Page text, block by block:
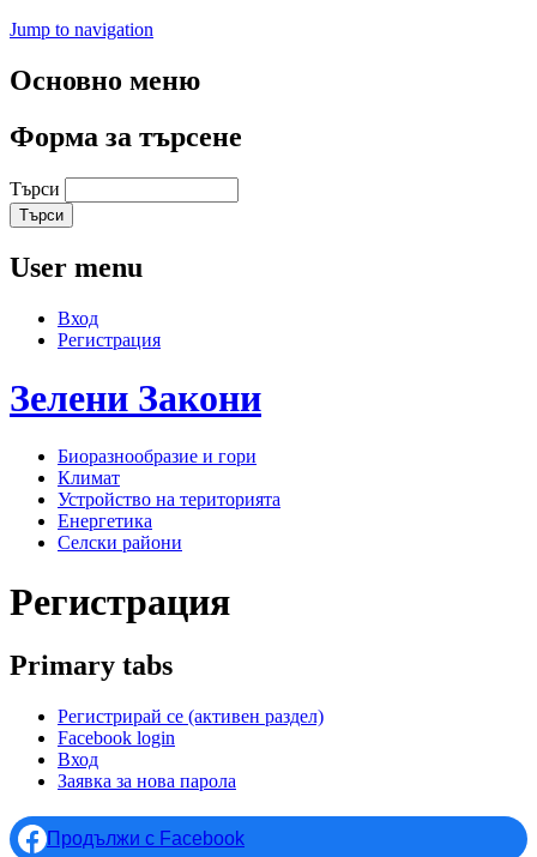
Jump to navigation
Основно меню
Форма за търсене
Търси
User menu
Вход
Регистрация
Зелени Закони
Биоразнообразие и гори
Климат
Устройство на територията
Енергетика
Селски райони
Регистрация
Primary tabs
Регистрирай се (активен раздел)
Facebook login
Вход
Заявка за нова парола
Продължи с Facebook